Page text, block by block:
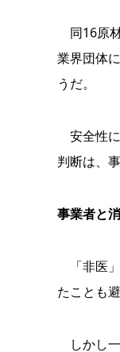
同16原
業界団体
うだ。
安全性
判断は、
事業者と
「非医
たことも
しかし